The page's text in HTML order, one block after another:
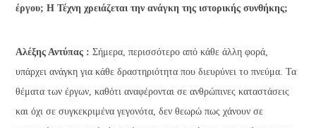
έργου; Η Τέχνη χρειάζεται την ανάγκη της ιστορικής συνθήκης;
Αλέξης Αντύπας : Σήμερα, περισσότερο από κάθε άλλη φορά,
υπάρχει ανάγκη για κάθε δραστηριότητα που διευρύνει το πνεύμα. Τα
θέματα των έργων, καθότι αναφέρονται σε ανθρώπινες καταστάσεις
και όχι σε συγκεκριμένα γεγονότα, δεν θεωρώ πως χάνουν σε